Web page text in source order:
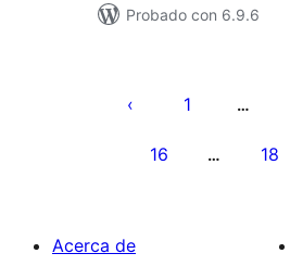
Probado con 6.9.6
1 …
16 … 18
Acerca de